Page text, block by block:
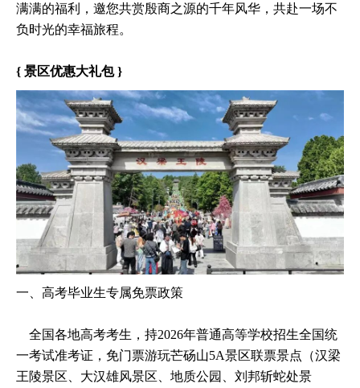
满满的福利，邀您共赏殷商之源的千年风华，共赴一场不
负时光的幸福旅程。
{ 景区优惠大礼包 }
一、高考毕业生专属免票政策
全国各地高考考生，持2026年普通高等学校招生全国统
一考试准考证，免门票游玩芒砀山5A景区联票景点（汉梁
王陵景区、大汉雄风景区、地质公园、刘邦斩蛇处景